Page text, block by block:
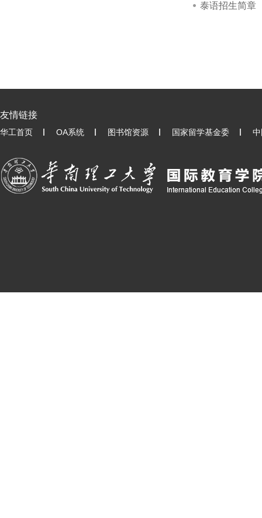
泰语招生简章
友情链接
华工首页 OA系统 图书馆资源 国家留学基金委